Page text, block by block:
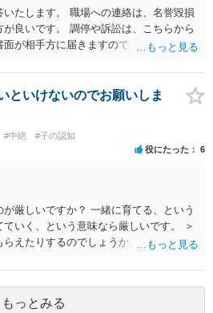
たします。 職場への連絡は、名誉毀損
良いです。 調停や訴訟は、こちらから
が相手方に届きますので、連絡不要で
るしかないかと思います。
といけないのでお願いしま
#中絶 #子の認知
役にたった 6
厳しいですか？ 一緒に育てる、という
いく、という意味なら厳しいです。 ＞
らえたりするのでしょうか、 相手が認知
前提に、父親として子を養う義務があり
ます。 ただ、極端な話相手に収入がなか
ると、実際上の回収が難しい可能性はあ
もっとみる